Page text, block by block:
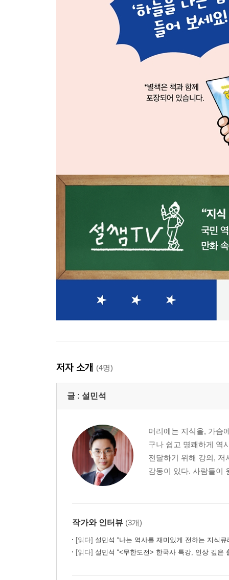
저자 소개 (4명)
글 : 설민석
머리에는 지식을, 가슴
구나 쉽고 명쾌하게 역
전달하기 위해 강의,
감동이 있다. 사람들이
작가와 인터뷰 (3개)
[읽다] 설민석 “나는 역사를 재미있게 전하는 지식큐
[읽다] 설민석 “<무한도전> 한국사 특강, 인상 깊은